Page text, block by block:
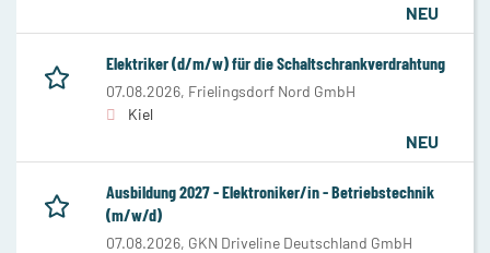
NEU
Elektriker (d/m/w) für die Schaltschrankverdrahtung
07.08.2026, Frielingsdorf Nord GmbH
Kiel
NEU
Ausbildung 2027 - Elektroniker/in - Betriebstechnik
(m/w/d)
07.08.2026, GKN Driveline Deutschland GmbH